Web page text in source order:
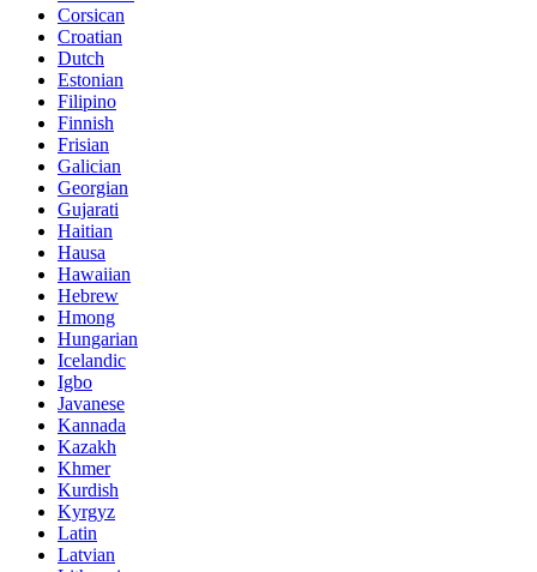
Corsican
Croatian
Dutch
Estonian
Filipino
Finnish
Frisian
Galician
Georgian
Gujarati
Haitian
Hausa
Hawaiian
Hebrew
Hmong
Hungarian
Icelandic
Igbo
Javanese
Kannada
Kazakh
Khmer
Kurdish
Kyrgyz
Latin
Latvian